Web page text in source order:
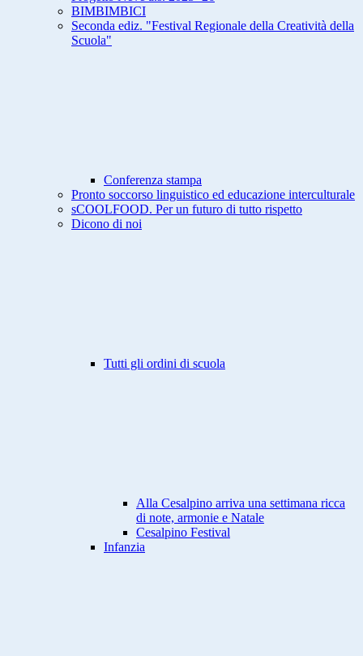
BIMBIMBICI
Seconda ediz. "Festival Regionale della Creatività della
Scuola"
Conferenza stampa
Pronto soccorso linguistico ed educazione interculturale
sCOOLFOOD. Per un futuro di tutto rispetto
Dicono di noi
Tutti gli ordini di scuola
Alla Cesalpino arriva una settimana ricca
di note, armonie e Natale
Cesalpino Festival
Infanzia